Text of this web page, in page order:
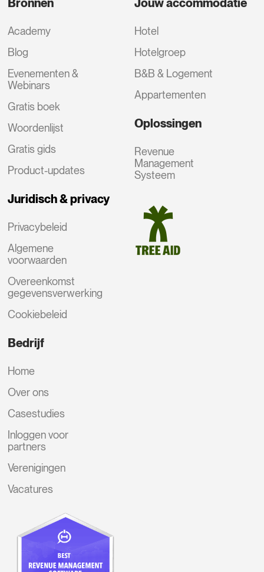
Bronnen
Academy
Blog
Evenementen &
Webinars
Gratis boek
Woordenlijst
Gratis gids
Product-updates
Juridisch & privacy
Privacybeleid
Algemene
voorwaarden
Overeenkomst
gegevensverwerking
Cookiebeleid
Jouw accommodatie
Hotel
Hotelgroep
B&B & Logement
Appartementen
Oplossingen
Revenue
Management
Systeem
Bedrijf
Home
Over ons
Casestudies
Inloggen voor
partners
Verenigingen
Vacatures